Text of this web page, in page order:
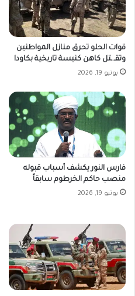
قوات الحلو تحرق منازل المواطنين
وتقـ.ـتل كاهن كنيسة تاريخية بكاودا
يونيو 19, 2026
فارس النور يكشف أسباب قبوله
منصب حاكم الخرطوم سابقاً
يونيو 19, 2026